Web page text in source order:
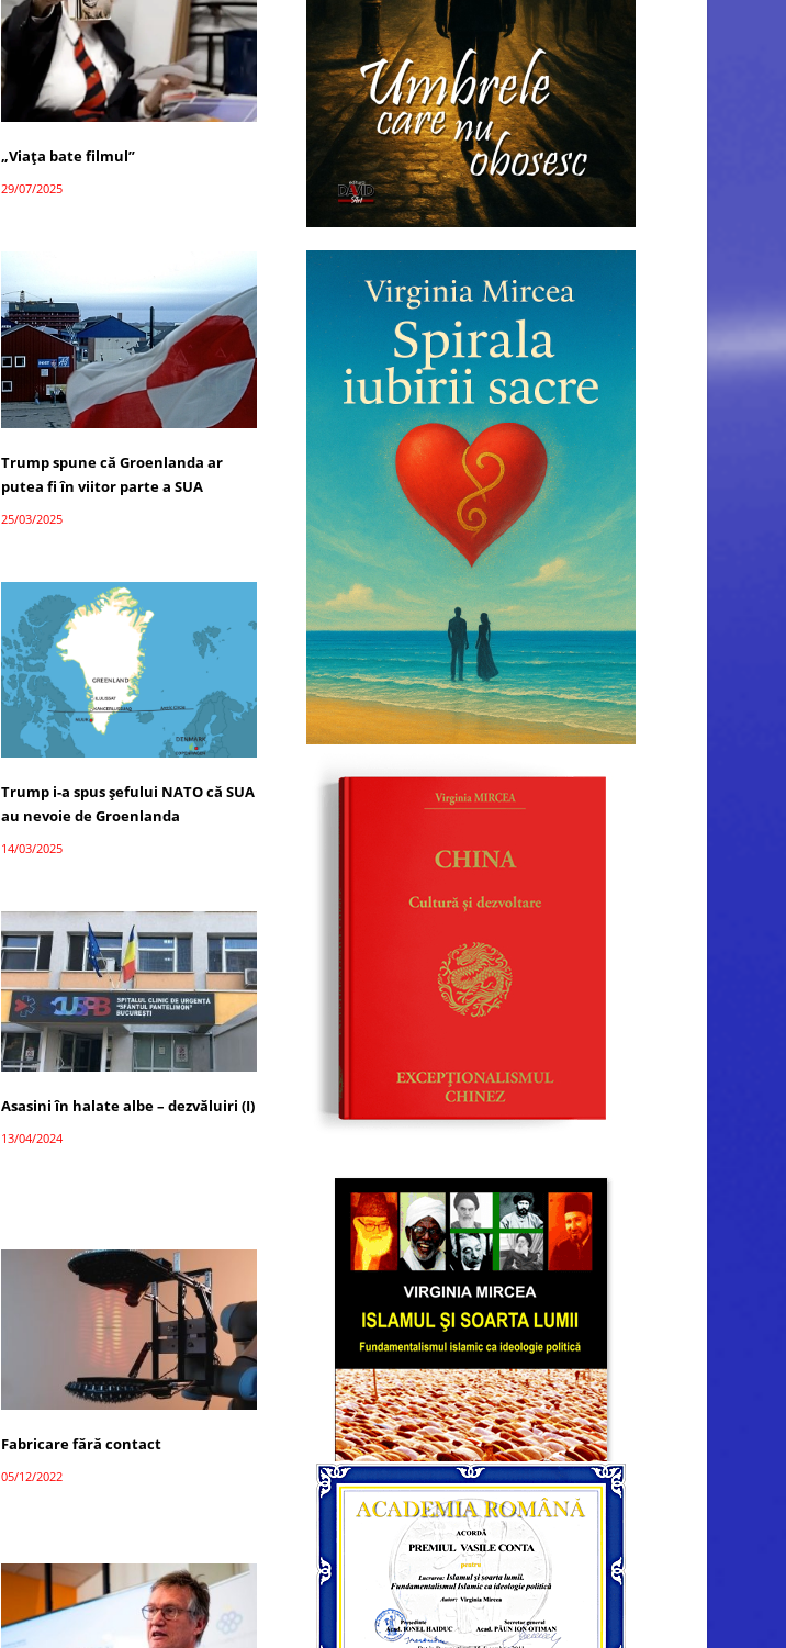
„Viața bate filmul”
29/07/2025
Trump spune că Groenlanda ar
putea fi în viitor parte a SUA
25/03/2025
Trump i-a spus șefului NATO că SUA
au nevoie de Groenlanda
14/03/2025
Asasini în halate albe – dezvăluiri (I)
13/04/2024
Fabricare fără contact
05/12/2022